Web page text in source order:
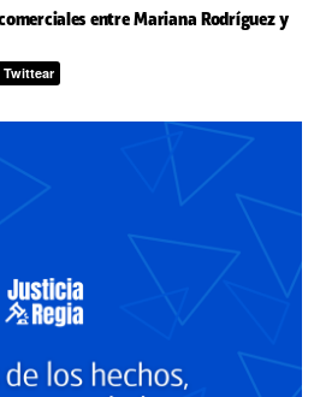
entre Mariana Rodríguez y
Twittear